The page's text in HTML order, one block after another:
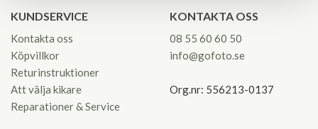
KUNDSERVICE
Kontakta oss
Köpvillkor
Returinstruktioner
Att välja kikare
Reparationer & Service
KONTAKTA OSS
08 55 60 60 50
info@gofoto.se
Org.nr: 556213-0137